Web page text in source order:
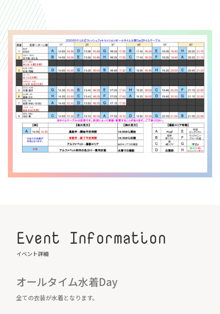
Event Information
イベント詳細
オールタイム水着Day
全ての衣装が水着となります。